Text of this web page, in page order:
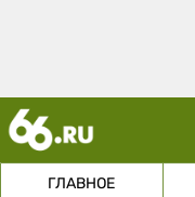
ГЛАВНОЕ